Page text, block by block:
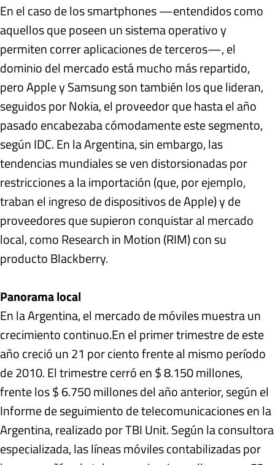
En el caso de los smartphones —entendidos como
aquellos que poseen un sistema operativo y
permiten correr aplicaciones de terceros—, el
dominio del mercado está mucho más repartido,
pero Apple y Samsung son también los que lideran,
seguidos por Nokia, el proveedor que hasta el año
pasado encabezaba cómodamente este segmento,
según IDC. En la Argentina, sin embargo, las
tendencias mundiales se ven distorsionadas por
restricciones a la importación (que, por ejemplo,
traban el ingreso de dispositivos de Apple) y de
proveedores que supieron conquistar al mercado
local, como Research in Motion (RIM) con su
producto Blackberry.
Panorama local
En la Argentina, el mercado de móviles muestra un
crecimiento continuo.En el primer trimestre de este
año creció un 21 por ciento frente al mismo período
de 2010. El trimestre cerró en $ 8.150 millones,
frente los $ 6.750 millones del año anterior, según el
Informe de seguimiento de telecomunicaciones en la
Argentina, realizado por TBI Unit. Según la consultora
especializada, las líneas móviles contabilizadas por